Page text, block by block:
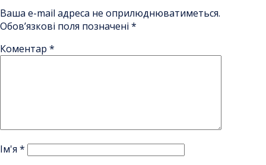
Ваша e-mail адреса не оприлюднюватиметься.
Обов’язкові поля позначені *
Коментар *
Ім'я *